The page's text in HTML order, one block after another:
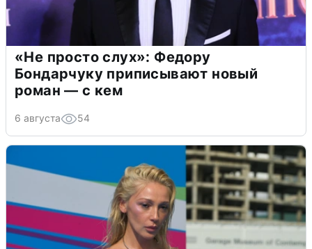
«Не просто слух»: Федору
Бондарчуку приписывают новый
роман — с кем
6 августа 54